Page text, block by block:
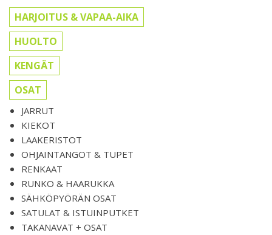
HARJOITUS & VAPAA-AIKA
HUOLTO
KENGÄT
OSAT
JARRUT
KIEKOT
LAAKERISTOT
OHJAINTANGOT & TUPET
RENKAAT
RUNKO & HAARUKKA
SÄHKÖPYÖRÄN OSAT
SATULAT & ISTUINPUTKET
TAKANAVAT + OSAT